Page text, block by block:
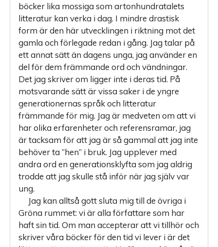
böcker lika mossiga som artonhundratalets
litteratur kan verka i dag. I mindre drastisk
form är den här utvecklingen i riktning mot det
gamla och förlegade redan i gång. Jag talar på
ett annat sätt än dagens unga, jag använder en
del för dem främmande ord och vändningar.
Det jag skriver om ligger inte i deras tid. På
motsvarande sätt är vissa saker i de yngre
generationernas språk och litteratur
främmande för mig. Jag är medveten om att vi
har olika erfarenheter och referensramar, jag
är tacksam för att jag är så gammal att jag inte
behöver ta ”hen” i bruk. Jag upplever med
andra ord en generationsklyfta som jag aldrig
trodde att jag skulle stå inför när jag själv var
ung.
Jag kan alltså gott sluta mig till de övriga i
Gröna rummet: vi är alla författare som har
haft sin tid. Om man accepterar att vi tillhör och
skriver våra böcker för den tid vi lever i är det